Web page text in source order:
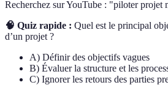
Recherchez sur YouTube : "piloter projet
🧠 Quiz rapide : Quel est le principal
d’un projet ?
A) Définir des objectifs vagues
B) Évaluer la structure et les
C) Ignorer les retours des parties